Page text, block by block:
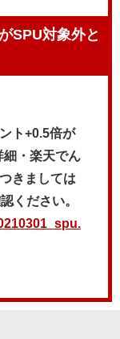
SPU対象外と
ト+0.5倍が
細・楽天でん
きましては
ください。